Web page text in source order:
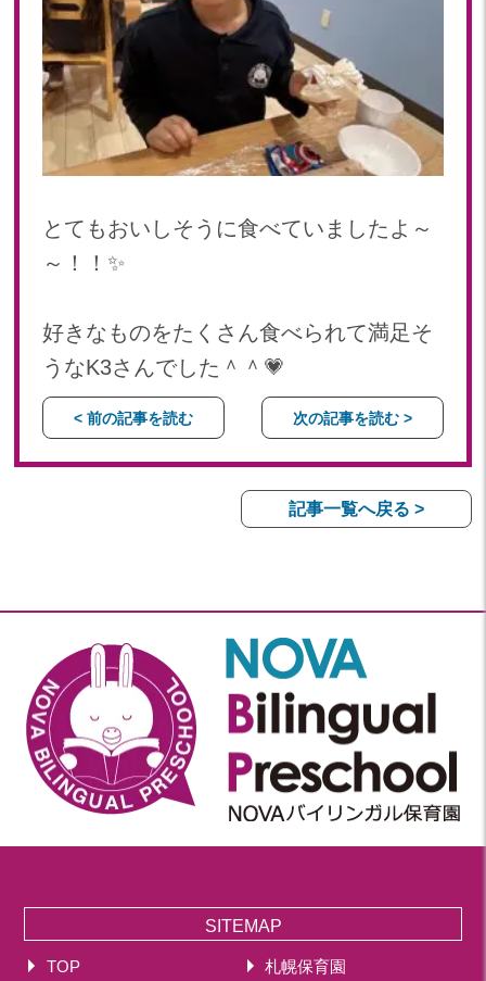
とてもおいしそうに食べていましたよ～
～！！✨
好きなものをたくさん食べられて満足そ
うなK3さんでした＾＾💗
< 前の記事を読む 次の記事を読む >
記事一覧へ戻る >
SITEMAP
TOP
札幌保育園